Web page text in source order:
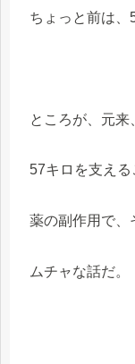
ちょっと前は、
ところが、元来
57キロを支える
薬の副作用で、
ムチャな話だ。